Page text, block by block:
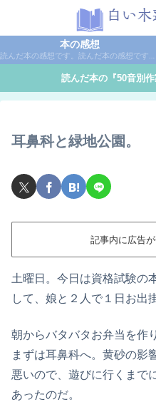
本の感想
読んだ本の感想です。読んだ本の感想です。本は作家名で50音別に分類しています。
読んだ本の『50音別
耳鼻科と緑地公園。
記事内に広告が
土曜日。今日は資格試験の
して、娘と２人で１日お出
朝からバタバタお弁当を作
まずは耳鼻科へ。黄砂の影
悪いので、遊びに行くまで
あったのだ。